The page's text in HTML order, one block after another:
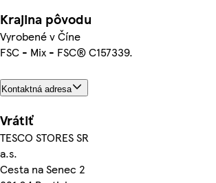
Krajina pôvodu
Vyrobené v Číne
FSC - Mix - FSC® C157339.
Kontaktná adresa
Vrátiť
TESCO STORES SR
a.s.
Cesta na Senec 2